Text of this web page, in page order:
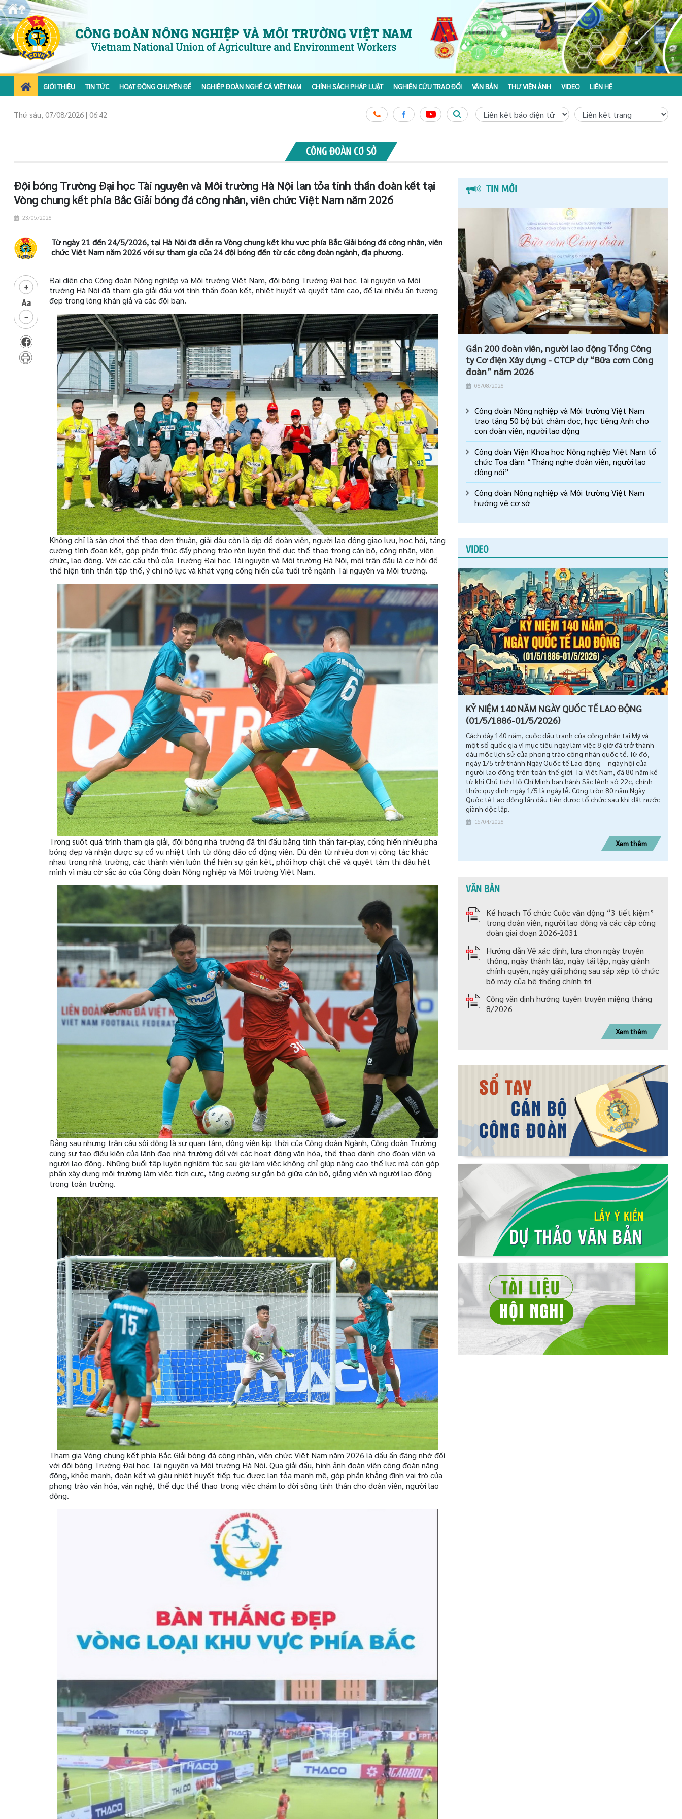
GIỚI THIỆU TIN TỨC HOẠT ĐỘNG CHUYÊN ĐỀ NGHIỆP ĐOÀN NGHỀ CÁ VIỆT NAM CHÍNH SÁCH PHÁP LUẬT NGHIÊN CỨU TRAO ĐỔI VĂN BẢN THƯ VIỆN ẢNH VIDEO LIÊN HỆ
Thứ sáu, 07/08/2026 | 06:42
CÔNG ĐOÀN CƠ SỞ
Đội bóng Trường Đại học Tài nguyên và Môi trường Hà Nội lan tỏa tinh thần đoàn kết tại
Vòng chung kết phía Bắc Giải bóng đá công nhân, viên chức Việt Nam năm 2026
23/05/2026
Từ ngày 21 đến 24/5/2026, tại Hà Nội đã diễn ra Vòng chung kết khu vực phía Bắc Giải bóng đá công nhân, viên
chức Việt Nam năm 2026 với sự tham gia của 24 đội bóng đến từ các công đoàn ngành, địa phương.
Đại diện cho Công đoàn Nông nghiệp và Môi trường Việt Nam, đội bóng Trường Đại học Tài nguyên và Môi
trường Hà Nội đã tham gia giải đấu với tinh thần đoàn kết, nhiệt huyết và quyết tâm cao, để lại nhiều ấn tượng
đẹp trong lòng khán giả và các đội bạn.
Không chỉ là sân chơi thể thao đơn thuần, giải đấu còn là dịp để đoàn viên, người lao động giao lưu, học hỏi, tăng
cường tình đoàn kết, góp phần thúc đẩy phong trào rèn luyện thể dục thể thao trong cán bộ, công nhân, viên
chức, lao động. Với các cầu thủ của Trường Đại học Tài nguyên và Môi trường Hà Nội, mỗi trận đấu là cơ hội để
thể hiện tinh thần tập thể, ý chí nỗ lực và khát vọng cống hiến của tuổi trẻ ngành Tài nguyên và Môi trường.
Trong suốt quá trình tham gia giải, đội bóng nhà trường đã thi đấu bằng tinh thần fair-play, cống hiến nhiều pha
bóng đẹp và nhận được sự cổ vũ nhiệt tình từ đông đảo cổ động viên. Dù đến từ nhiều đơn vị công tác khác
nhau trong nhà trường, các thành viên luôn thể hiện sự gắn kết, phối hợp chặt chẽ và quyết tâm thi đấu hết
mình vì màu cờ sắc áo của Công đoàn Nông nghiệp và Môi trường Việt Nam.
Đằng sau những trận cầu sôi động là sự quan tâm, động viên kịp thời của Công đoàn Ngành, Công đoàn Trường
cùng sự tạo điều kiện của lãnh đạo nhà trường đối với các hoạt động văn hóa, thể thao dành cho đoàn viên và
người lao động. Những buổi tập luyện nghiêm túc sau giờ làm việc không chỉ giúp nâng cao thể lực mà còn góp
phần xây dựng môi trường làm việc tích cực, tăng cường sự gắn bó giữa cán bộ, giảng viên và người lao động
trong toàn trường.
Tham gia Vòng chung kết phía Bắc Giải bóng đá công nhân, viên chức Việt Nam năm 2026 là dấu ấn đáng nhớ đối
với đội bóng Trường Đại học Tài nguyên và Môi trường Hà Nội. Qua giải đấu, hình ảnh đoàn viên công đoàn năng
động, khỏe mạnh, đoàn kết và giàu nhiệt huyết tiếp tục được lan tỏa mạnh mẽ, góp phần khẳng định vai trò của
phong trào văn hóa, văn nghệ, thể dục thể thao trong việc chăm lo đời sống tinh thần cho đoàn viên, người lao
động.
TIN MỚI
Gần 200 đoàn viên, người lao động Tổng Công
ty Cơ điện Xây dựng - CTCP dự “Bữa cơm Công
đoàn” năm 2026
06/08/2026
Công đoàn Nông nghiệp và Môi trường Việt Nam
trao tặng 50 bộ bút chấm đọc, học tiếng Anh cho
con đoàn viên, người lao động
Công đoàn Viện Khoa học Nông nghiệp Việt Nam tổ
chức Tọa đàm “Tháng nghe đoàn viên, người lao
động nói”
Công đoàn Nông nghiệp và Môi trường Việt Nam
hướng về cơ sở
VIDEO
KỶ NIỆM 140 NĂM NGÀY QUỐC TẾ LAO ĐỘNG
(01/5/1886-01/5/2026)
Cách đây 140 năm, cuộc đấu tranh của công nhân tại Mỹ và
một số quốc gia vì mục tiêu ngày làm việc 8 giờ đã trở thành
dấu mốc lịch sử của phong trào công nhân quốc tế. Từ đó,
ngày 1/5 trở thành Ngày Quốc tế Lao động – ngày hội của
người lao động trên toàn thế giới. Tại Việt Nam, đã 80 năm kể
từ khi Chủ tịch Hồ Chí Minh ban hành Sắc lệnh số 22c, chính
thức quy định ngày 1/5 là ngày lễ. Cũng tròn 80 năm Ngày
Quốc tế Lao động lần đầu tiên được tổ chức sau khi đất nước
giành độc lập.
15/04/2026
Xem thêm
VĂN BẢN
Kế hoạch Tổ chức Cuộc vận động “3 tiết kiệm”
trong đoàn viên, người lao động và các cấp công
đoàn giai đoạn 2026-2031
Hướng dẫn Về xác định, lựa chọn ngày truyền
thống, ngày thành lập, ngày tái lập, ngày giành
chính quyền, ngày giải phóng sau sắp xếp tố chức
bộ máy của hệ thống chính trị
Công văn định hướng tuyên truyền miệng tháng
8/2026
Xem thêm